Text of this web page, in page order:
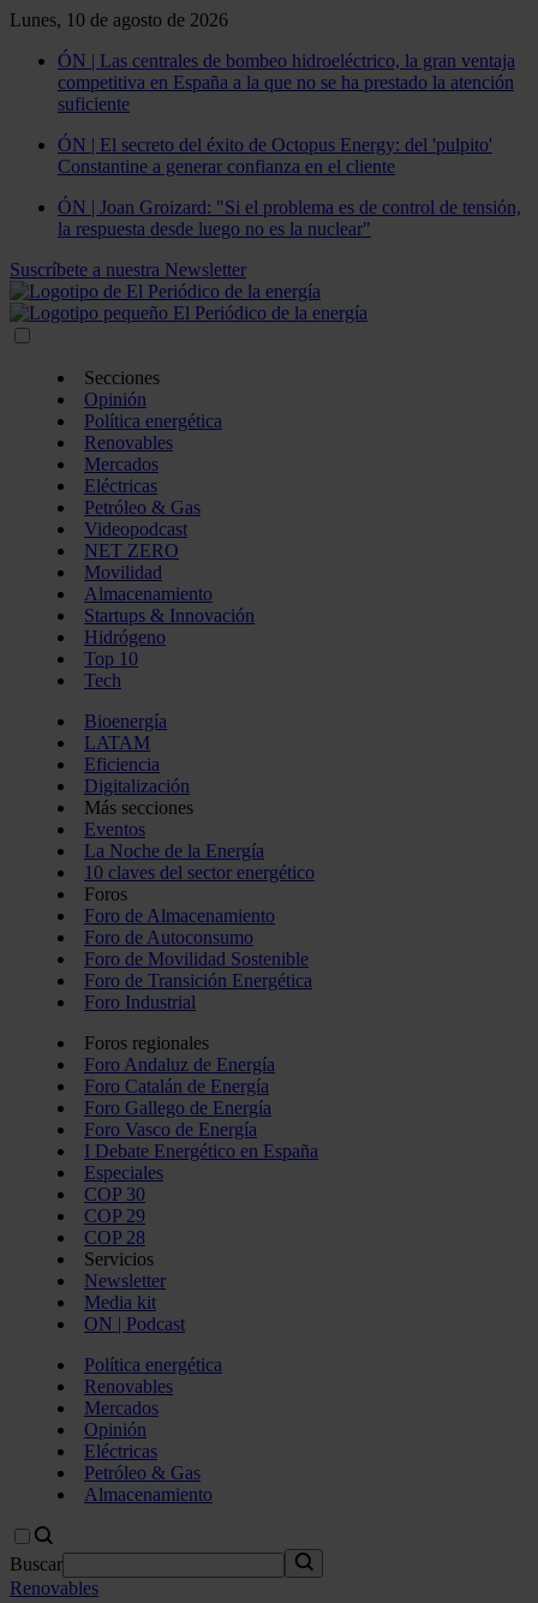
Lunes, 10 de agosto de 2026
ÓN | Las centrales de bombeo hidroeléctrico, la gran ventaja
competitiva en España a la que no se ha prestado la atención
suficiente
ÓN | El secreto del éxito de Octopus Energy: del 'pulpito'
Constantine a generar confianza en el cliente
ÓN | Joan Groizard: "Si el problema es de control de tensión,
la respuesta desde luego no es la nuclear"
Suscríbete a nuestra Newsletter
Secciones
Opinión
Política energética
Renovables
Mercados
Eléctricas
Petróleo & Gas
Videopodcast
NET ZERO
Movilidad
Almacenamiento
Startups & Innovación
Hidrógeno
Top 10
Tech
Bioenergía
LATAM
Eficiencia
Digitalización
Más secciones
Eventos
La Noche de la Energía
10 claves del sector energético
Foros
Foro de Almacenamiento
Foro de Autoconsumo
Foro de Movilidad Sostenible
Foro de Transición Energética
Foro Industrial
Foros regionales
Foro Andaluz de Energía
Foro Catalán de Energía
Foro Gallego de Energía
Foro Vasco de Energía
I Debate Energético en España
Especiales
COP 30
COP 29
COP 28
Servicios
Newsletter
Media kit
ON | Podcast
Política energética
Renovables
Mercados
Opinión
Eléctricas
Petróleo & Gas
Almacenamiento
Buscar
Renovables